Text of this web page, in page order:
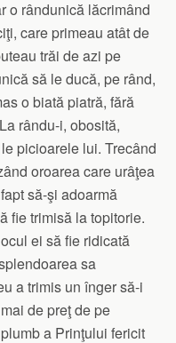
o rândunică lăcrimând
care primeau atât de
trăi de azi pe
să le ducă, pe rând,
o biată piatră, fără
rându-i, obosită,
picioarele lui. Trecând
oroarea care urâţea
să-şi adoarmă
fie trimisă la topitorie.
ei să fie ridicată
sa
a trimis un înger să-i
de preţ de pe
a Prinţului fericit